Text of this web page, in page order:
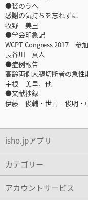
●甃のうへ
感謝の気持ちを忘れずに
牧野 美里
●学会印象記
WCPT Congress 2017 参
長谷川 真人
●症例報告
高齢両側大腿切断者の急
宇根 美里，他
●文献抄録
伊藤 俊輔・世古 俊明
isho.jpアプリ
カテゴリー
アカウントサービス